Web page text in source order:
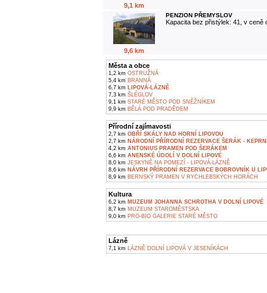
9,1 km
9,6 km
PENZION PŘEMYSLOV
Kapacita bez přistýlek: 41, v ceně
Města a obce
1,2 km OSTRUŽNÁ
5,4 km BRANNÁ
6,7 km LIPOVÁ-LÁZNĚ
7,3 km ŠLÉGLOV
9,1 km STARÉ MĚSTO POD SNĚŽNÍKEM
9,9 km BĚLÁ POD PRADĚDEM
Přírodní zajímavosti
2,7 km OBŘÍ SKÁLY NAD HORNÍ LIPOVOU
2,7 km NÁRODNÍ PŘÍRODNÍ REZERVACE ŠERÁK -
4,2 km ANTONIUS PRAMEN POD ŠERÁKEM
6,6 km ANENSKÉ ÚDOLÍ V DOLNÍ LIPOVÉ
8,0 km JESKYNĚ NA POMEZÍ - LIPOVÁ-LÁZNĚ
8,6 km NÁVRH PŘÍRODNÍ REZERVACE BOBROVNÍK U
8,9 km BERNSKÝ PRAMEN V RYCHLEBSKÝCH HORÁCH
Kultura
6,2 km MUZEUM JOHANNA SCHROTHA V DOLNÍ LIPOVÉ
8,7 km MUZEUM STAROMĚSTSKA
9,0 km PRO-BIO GALERIE STARÉ MĚSTO
Lázně
7,1 km LÁZNĚ DOLNÍ LIPOVÁ V JESENÍKÁCH